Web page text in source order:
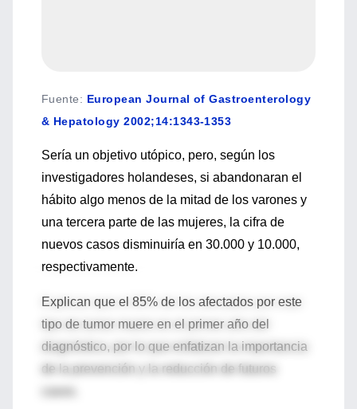
Fuente: European Journal of Gastroenterology
& Hepatology 2002;14:1343-1353
Sería un objetivo utópico, pero, según los
investigadores holandeses, si abandonaran el
hábito algo menos de la mitad de los varones y
una tercera parte de las mujeres, la cifra de
nuevos casos disminuiría en 30.000 y 10.000,
respectivamente.
Explican que el 85% de los afectados por este
tipo de tumor muere en el primer año del
diagnóstico, por lo que enfatizan la importancia
de la prevención y la reducción de futuros